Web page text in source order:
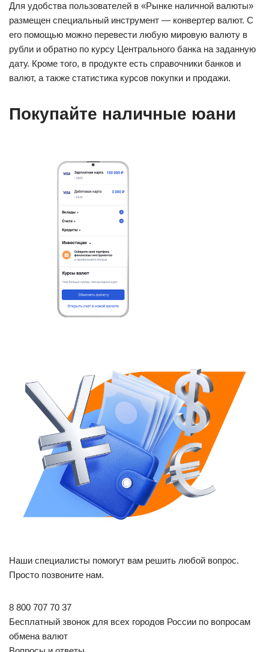
Для удобства пользователей в «Рынке наличной валюты»
размещен специальный инструмент — конвертер валют. С
его помощью можно перевести любую мировую валюту в
рубли и обратно по курсу Центрального банка на заданную
дату. Кроме того, в продукте есть справочники банков и
валют, а также статистика курсов покупки и продажи.
Покупайте наличные юани
Наши специалисты помогут вам решить любой вопрос.
Просто позвоните нам.
8 800 707 70 37
Бесплатный звонок для всех городов России по вопросам
обмена валют